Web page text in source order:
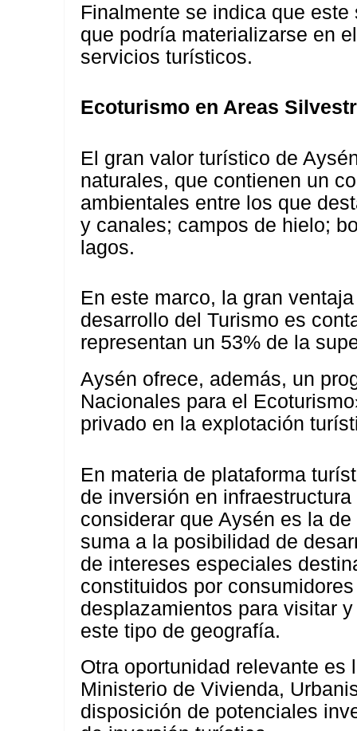
Finalmente se indica que
que podría materializarse en
servicios turísticos.
Ecoturismo en Areas
El gran valor turístico de
naturales, que contienen un
ambientales entre los que
y canales; campos de hielo;
lagos.
En este marco, la gran
desarrollo del Turismo es
representan un 53% de la
Aysén ofrece, además, un
Nacionales para el
privado en la explotación
En materia de plataforma
de inversión en
considerar que Aysén es la
suma a la posibilidad de
de intereses especiales
constituidos por
desplazamientos para visitar
este tipo de geografía.
Otra oportunidad relevante
Ministerio de Vivienda,
disposición de potenciales